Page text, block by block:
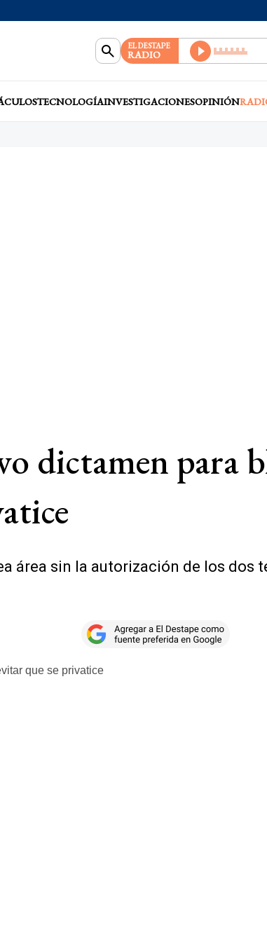
EL DESTAPE
RADIO
TECNOLOGÍAINVESTIGACIONESOPINIÓN
dictamen para
área sin la autorización de los dos